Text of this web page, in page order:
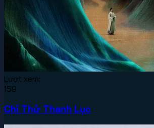
Lượt xem:
159
Chỉ Thử Thanh Lục